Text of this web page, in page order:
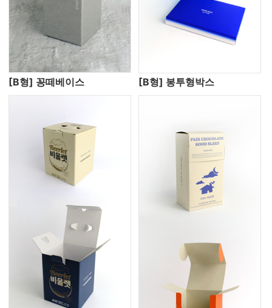
[B형] 꽁떼베이스 [B형] 봉투형박스